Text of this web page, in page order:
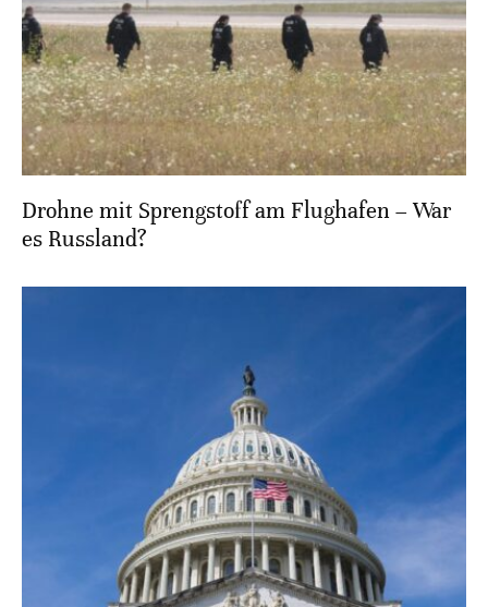
Drohne mit Sprengstoff am Flughafen – War
es Russland?